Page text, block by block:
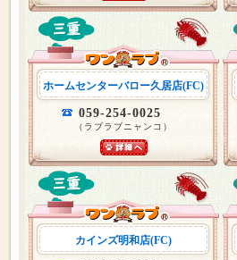
ホームセンターバロー久居店(FC)
059-254-0025
（ラブラブニャンコ）
カインズ明和店(FC)